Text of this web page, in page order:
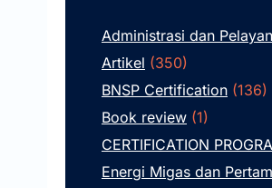
Administrasi dan
Artikel (350)
BNSP Certification (136)
Book review (1)
CERTIFICATION
Energi Migas dan